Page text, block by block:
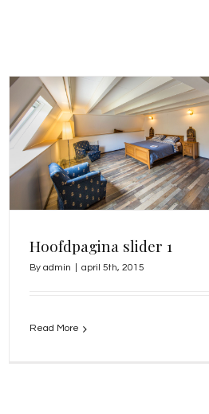
Hoofdpagina slider 1
By admin april 5th, 2015
Read More